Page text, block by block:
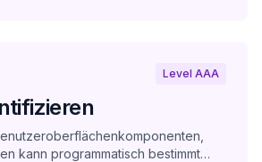
Level AAA
kann programmatisch bestimmt